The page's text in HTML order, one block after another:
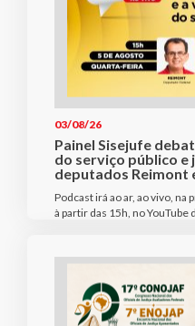
03/08/26
Painel Sisejufe
do serviço público e
deputados Reimont
Podcast irá ao ar, ao vivo, na
à partir das 15h, no YouTube